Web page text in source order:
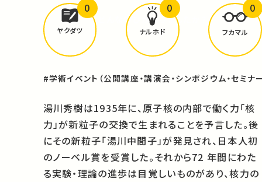
どんな学びがありましたか？
ヤクダツ
0
ナルホド
0
フカマル
0
#学術イベント（公開講座・講演会・シンポジウム・セミナ
湯川秀樹は1935年に、原子核の内部で働く力「核
力」が新粒子の交換で生まれることを予言した。後
にその新粒子「湯川中間子」が発見され、日本人初
のノーベル賞を受賞した。それから72 年間にわた
る実験・理論の進歩は目覚しいものがあり、核力の